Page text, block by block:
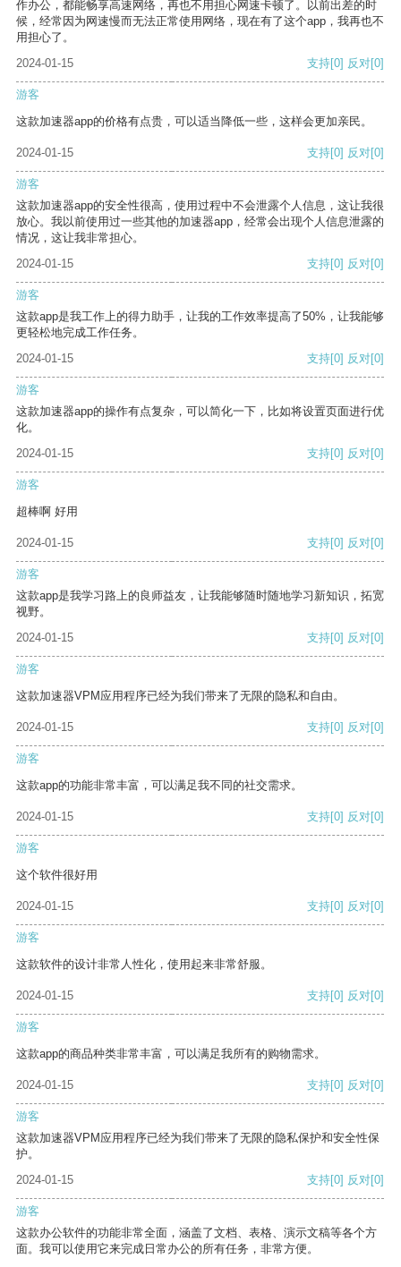
作办公，都能畅享高速网络，再也不用担心网速卡顿了。以前出差的时
候，经常因为网速慢而无法正常使用网络，现在有了这个app，我再也不
用担心了。
2024-01-15
支持[0] 反对[0]
游客
这款加速器app的价格有点贵，可以适当降低一些，这样会更加亲民。
2024-01-15 支持[0] 反对[0]
游客
这款加速器app的安全性很高，使用过程中不会泄露个人信息，这让我很
放心。我以前使用过一些其他的加速器app，经常会出现个人信息泄露的
情况，这让我非常担心。
2024-01-15
支持[0] 反对[0]
游客
这款app是我工作上的得力助手，让我的工作效率提高了50%，让我能够
更轻松地完成工作任务。
2024-01-15
支持[0] 反对[0]
游客
这款加速器app的操作有点复杂，可以简化一下，比如将设置页面进行优
化。
2024-01-15
支持[0] 反对[0]
游客
超棒啊 好用
2024-01-15 支持[0] 反对[0]
游客
这款app是我学习路上的良师益友，让我能够随时随地学习新知识，拓宽
视野。
2024-01-15
支持[0] 反对[0]
游客
这款加速器VPM应用程序已经为我们带来了无限的隐私和自由。
2024-01-15 支持[0] 反对[0]
游客
这款app的功能非常丰富，可以满足我不同的社交需求。
2024-01-15 支持[0] 反对[0]
游客
这个软件很好用
2024-01-15 支持[0] 反对[0]
游客
这款软件的设计非常人性化，使用起来非常舒服。
2024-01-15 支持[0] 反对[0]
游客
这款app的商品种类非常丰富，可以满足我所有的购物需求。
2024-01-15 支持[0] 反对[0]
游客
这款加速器VPM应用程序已经为我们带来了无限的隐私保护和安全性保
护。
2024-01-15
支持[0] 反对[0]
游客
这款办公软件的功能非常全面，涵盖了文档、表格、演示文稿等各个方
面。我可以使用它来完成日常办公的所有任务，非常方便。